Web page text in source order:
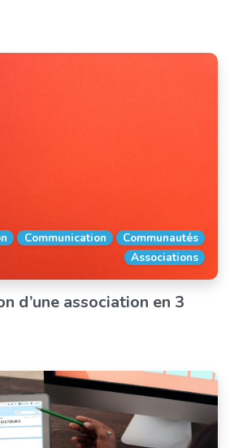
Communication
Communautés
Associations
d’une association en 3